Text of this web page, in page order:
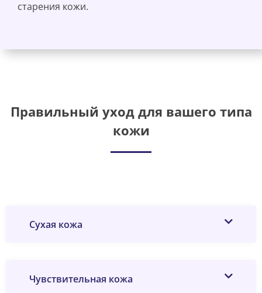
старения кожи.
Правильный уход для вашего типа
кожи
Сухая кожа
Чувствительная кожа